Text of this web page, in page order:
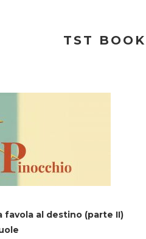
TST
favola al destino (parte II)